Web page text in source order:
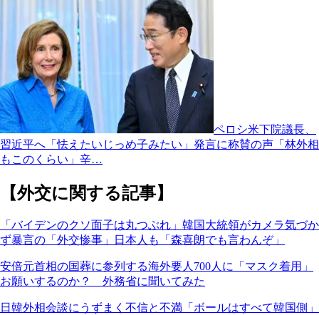
ペロシ米下院議長、
習近平へ「怯えたいじっめ子みたい」発言に称賛の声「林外相
もこのくらい」辛…
【外交に関する記事】
「バイデンのクソ面子は丸つぶれ」韓国大統領がカメラ気づか
ず暴言の「外交惨事」日本人も「森喜朗でも言わんぞ」
安倍元首相の国葬に参列する海外要人700人に「マスク着用」
お願いするのか？ 外務省に聞いてみた
日韓外相会談にうずまく不信と不満「ボールはすべて韓国側」